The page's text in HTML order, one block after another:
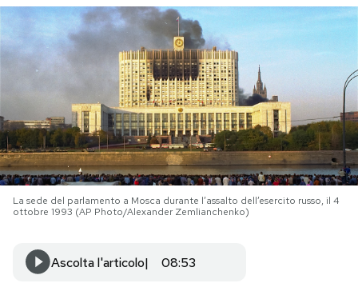
PODCAST
NEWSLETTER
I MIEI PREFERITI
CALENDARIO
La sede del parlamento a Mosca durante l’assalto dell’esercito russo, il 4
ottobre 1993 (AP Photo/Alexander Zemlianchenko)
Ascolta l'articolo 08:53